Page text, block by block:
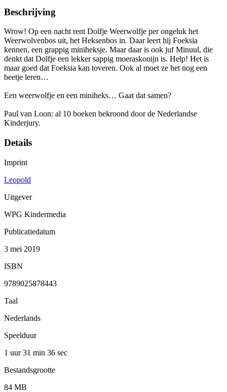
Beschrijving
Wrow! Op een nacht rent Dolfje Weerwolfje per ongeluk het
Weerwolvenbos uit, het Heksenbos in. Daar leert hij Foeksia
kennen, een grappig miniheksje. Maar daar is ook juf Minuul, die
denkt dat Dolfje een lekker sappig moeraskonijn is. Help! Het is
maar goed dat Foeksia kan toveren. Ook al moet ze het nog een
beetje leren…
Een weerwolfje en een miniheks… Gaat dat samen?
Paul van Loon: al 10 boeken bekroond door de Nederlandse
Kinderjury.
Details
Imprint
Leopold
Uitgever
WPG Kindermedia
Publicatiedatum
3 mei 2019
ISBN
9789025878443
Taal
Nederlands
Speelduur
1 uur 31 min 36 sec
Bestandsgrootte
84 MB